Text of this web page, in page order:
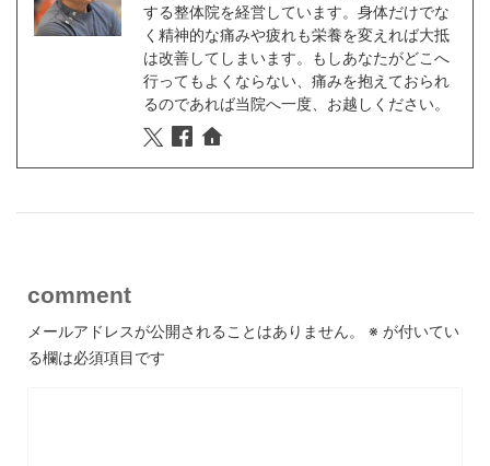
する整体院を経営しています。身体だけでな
く精神的な痛みや疲れも栄養を変えれば大抵
は改善してしまいます。もしあなたがどこへ
行ってもよくならない、痛みを抱えておられ
るのであれば当院へ一度、お越しください。
comment
メールアドレスが公開されることはありません。 ※ が付いてい
る欄は必須項目です